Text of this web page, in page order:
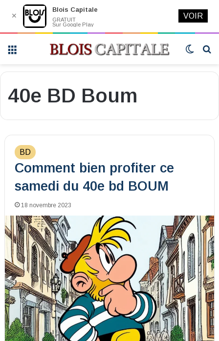
Switch
40e BD Boum
BD
Comment bien profiter ce
samedi du 40e bd BOUM
18 novembre 2023
✕
Blois Capitale
GRATUIT
Sur Google Play
VOIR